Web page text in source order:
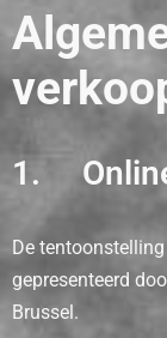
1.
De
gepresenteerd
Brussel.